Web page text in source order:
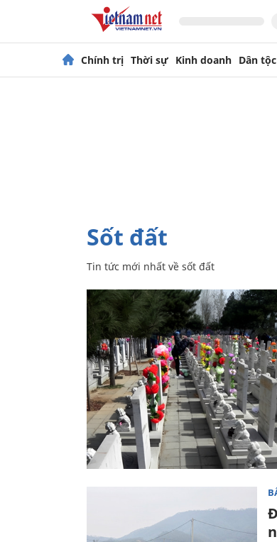
Chính trị Thời sự Kinh doanh Dân
sốt đất
Tin tức mới nhất về sốt đất